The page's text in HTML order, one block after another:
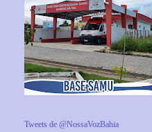
Tweets de @NossaVozBahia